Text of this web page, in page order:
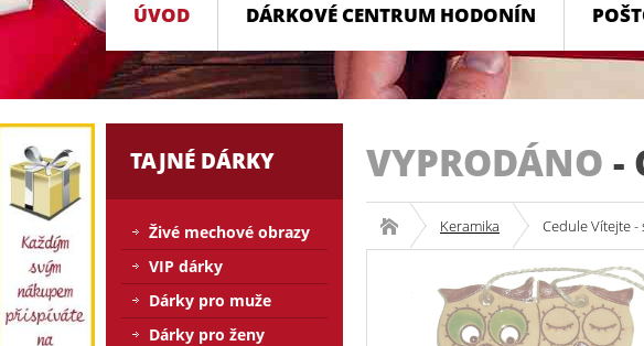
ÚVOD DÁRKOVÉ CENTRUM HODONÍN
VYPRODÁNO -
Keramika Cedule Vítejte -
TAJNÉ DÁRKY
Živé mechové obrazy
VIP dárky
Dárky pro muže
Dárky pro ženy